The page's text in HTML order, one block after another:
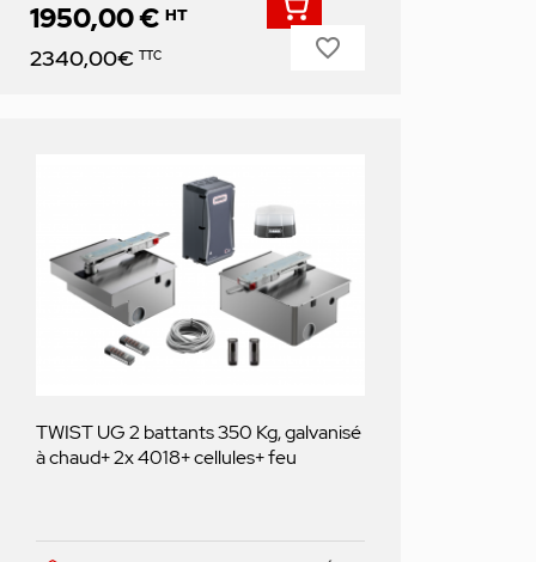
Prix
1950,00 € HT
2340,00€ TTC favorite_border
TWIST UG 2 battants 350 Kg, galvanisé
à chaud+ 2x 4018+ cellules+ feu